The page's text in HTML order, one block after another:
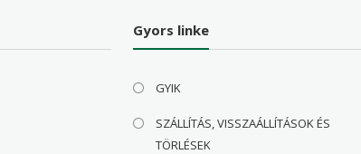
Gyors linke
GYIK
SZÁLLÍTÁS, VISSZAÁLLÍTÁSOK ÉS
TÖRLÉSEK